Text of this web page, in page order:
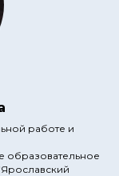
работе и
образовательное